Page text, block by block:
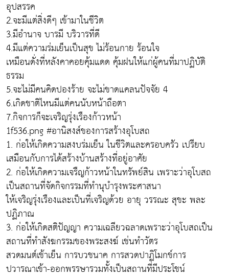
อุปสรรค
2.จะมีแต่สิ่งดีๆ เข้ามาในชีวิต
3.มีอำนาจ บารมี บริวารที่ดี
4.มีแต่ความร่มเย็นเป็นสุข ไม่ร้อนกาย ร้อนใจ
เหมือนดั่งที่หลังคาคอยคุ้มแดด คุ้มฝนให้แก่ผู้คนที่มาปฏิบัติ
ธรรม
5.จะไม่มีคนคิดปองร้าย จะไม่ขาดแคลนปัจจัย 4
6.เกิดชาติไหนมีแต่คนนับหน้าถือตา
7.กิจการก็จะเจริญรุ่งเรืองก้าวหน้า
1f536.png #อานิสงส์ของการสร้างอุโบสถ
1. ก่อให้เกิดความสงบร่มเย็น ในชีวิตและครอบครัว เปรียบ
เสมือนกับการได้สร้างบ้านสร้างที่อยู่อาศัย
2. ก่อให้เกิดความเจรืญก้าวหน้าในทรัพย์สิน เพราะว่าอุโบสถ
เป็นสถานที่จัดกิจกรรมที่ทำนุบำรุงพระศาสนา
ให้เจริญรุ่งเรืองและเป็นที่เจริญด้วย อายุ วรรณะ สุขะ พละ
ปฏิภาณ
3. ก่อให้เกิดสติปัญญา ความเฉลียวฉลาดเพราะว่าอุโบสถเป็น
สถานที่ทำสังฆกรรมของพระสงฆ์ เช่นทำวัตร
สวดมนต์เช้าเย็น การบวชนาค การสวดปาฏิโมกข์การ
ปวารณาเข้า-ออกพรรษารวมทั้งเป็นสถานที่มีประโชน์